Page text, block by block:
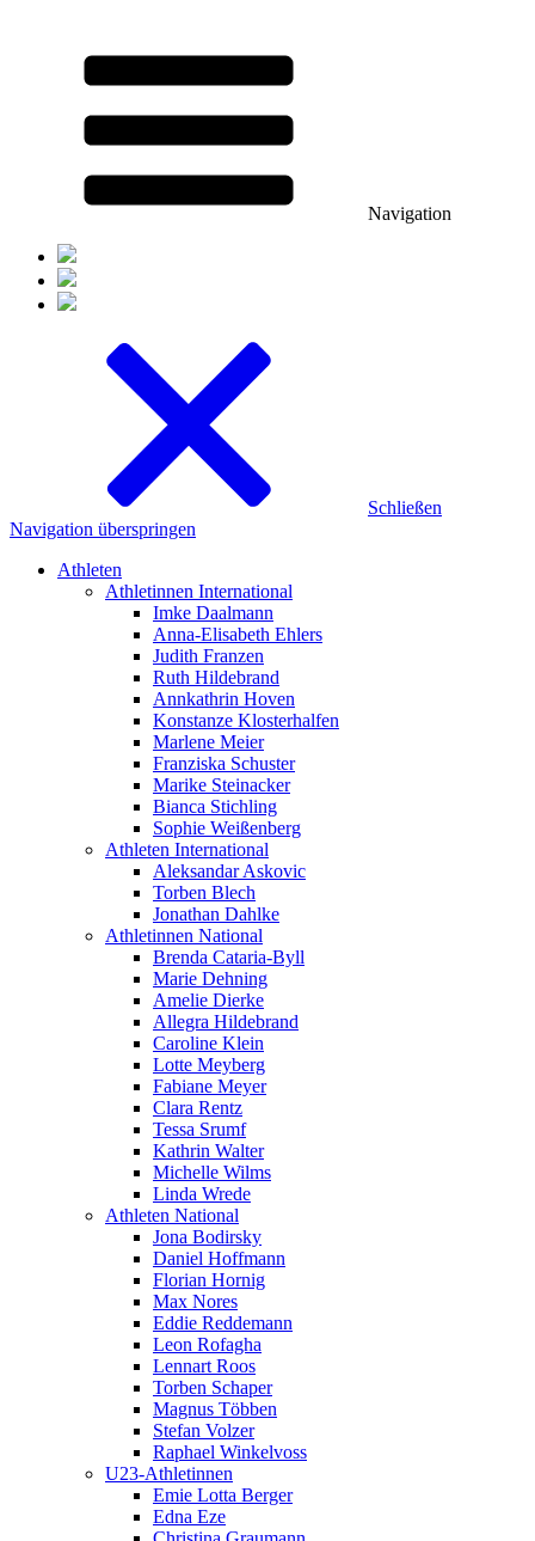
Navigation
Schließen
Navigation überspringen
Athleten
Athletinnen International
Imke Daalmann
Anna-Elisabeth Ehlers
Judith Franzen
Ruth Hildebrand
Annkathrin Hoven
Konstanze Klosterhalfen
Marlene Meier
Franziska Schuster
Marike Steinacker
Bianca Stichling
Sophie Weißenberg
Athleten International
Aleksandar Askovic
Torben Blech
Jonathan Dahlke
Athletinnen National
Brenda Cataria-Byll
Marie Dehning
Amelie Dierke
Allegra Hildebrand
Caroline Klein
Lotte Meyberg
Fabiane Meyer
Clara Rentz
Tessa Srumf
Kathrin Walter
Michelle Wilms
Linda Wrede
Athleten National
Jona Bodirsky
Daniel Hoffmann
Florian Hornig
Max Nores
Eddie Reddemann
Leon Rofagha
Lennart Roos
Torben Schaper
Magnus Többen
Stefan Volzer
Raphael Winkelvoss
U23-Athletinnen
Emie Lotta Berger
Edna Eze